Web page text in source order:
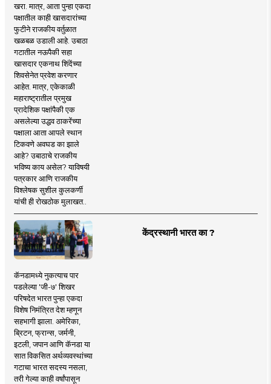
खरा. मात्र, आता पुन्हा एकदा
पक्षातील काही खासदारांच्या
फुटीने राजकीय वर्तुळात
खळबळ उडाली आहे. उबाठा
गटातील नऊपैकी सहा
खासदार एकनाथ शिंदेंच्या
शिवसेनेत प्रवेश करणार
आहेत. मात्र, एकेकाळी
महाराष्ट्रातील प्रमुख
प्रादेशिक पक्षांपैकी एक
असलेल्या उद्धव ठाकरेंच्या
पक्षाला आता आपले स्थान
टिकवणे अवघड का झाले
आहे? उबाठाचे राजकीय
भविष्य काय असेल? याविषयी
पत्रकार आणि राजकीय
विश्लेषक सुशील कुलकर्णी
यांची ही रोखठोक मुलाखत..
केंद्रस्थानी भारत का ?
कॅनडामध्ये नुकत्याच पार
पडलेल्या 'जी-७' शिखर
परिषदेत भारत पुन्हा एकदा
विशेष निमंत्रित देश म्हणून
सहभागी झाला. अमेरिका,
ब्रिटन, फ्रान्स, जर्मनी,
इटली, जपान आणि कॅनडा या
सात विकसित अर्थव्यवस्थांच्या
गटाचा भारत सदस्य नसला,
तरी गेल्या काही वर्षांपासून